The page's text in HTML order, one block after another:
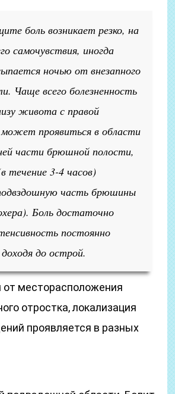
боль возникает резко, на
самочувствия, иногда
ночью от внезапного
Чаще всего болезненность
живота с правой
проявиться в области
части брюшной полости,
течение 3-4 часов)
часть брюшины
Боль достаточно
постоянно
до острой.
от месторасположения
отростка, локализация
проявляется в разных